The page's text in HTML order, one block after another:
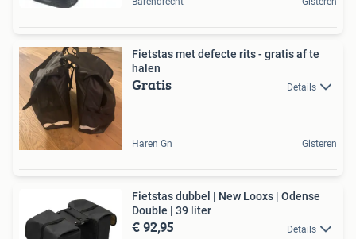
Fietstas met defecte rits - gratis af te
halen
Gratis Details
Haren Gn Gisteren
Fietstas dubbel | New Looxs | Odense
Double | 39 liter
€ 92,95 Details